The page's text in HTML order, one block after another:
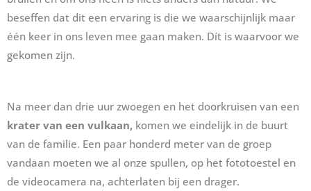
beseffen dat dit een ervaring is die we waarschijnlijk maar
één keer in ons leven mee gaan maken. Dít is waarvoor we
gekomen zijn.
Na meer dan drie uur zwoegen en het doorkruisen van een
krater van een vulkaan, komen we eindelijk in de buurt
van de familie. Een paar honderd meter van de groep
vandaan moeten we al onze spullen, op het fototoestel en
de videocamera na, achterlaten bij een drager.